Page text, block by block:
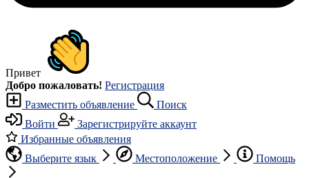
Привет
Добро пожаловать! Регистрация
Разместить объявление
Поиск
Войти
Зарегистрируйте аккаунт
Избранные объявления
Выберите язык
Местоположение Помощь